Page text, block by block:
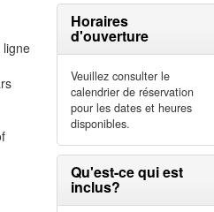
ligne
Horaires
d'ouverture
Veuillez consulter le
calendrier de réservation
pour les dates et heures
disponibles.
Qu'est-ce qui est
inclus?